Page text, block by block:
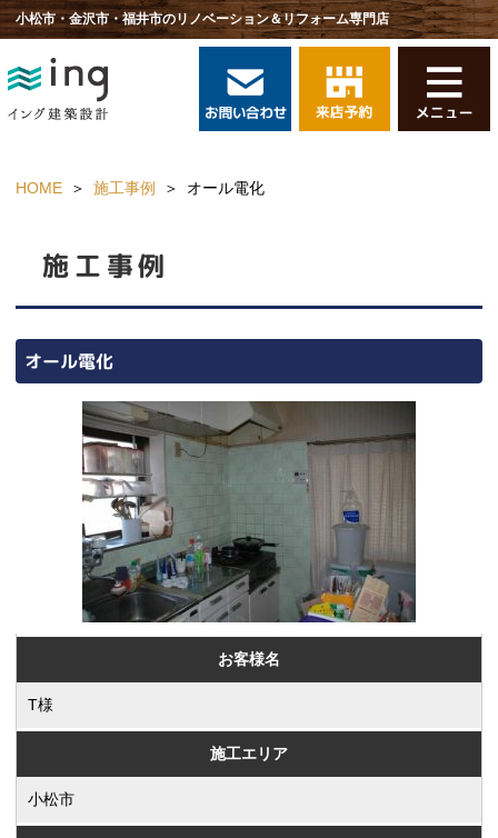
小松市・金沢市・福井市のリノベーション＆リフォーム専門店
HOME 施工事例 オール電化
施工事例
オール電化
お客様名
T様
施工エリア
小松市